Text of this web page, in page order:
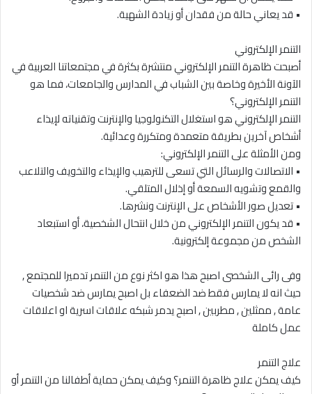
• قد يعاني حالة من فقدان أو زيادة الشهية.
التنمر الإلكتروني
أصبحت ظاهرة التنمر الإلكتروني منتشرة بكثرة في مجتمعاتنا العربية في
الآونة الأخيرة وخاصة بين الشباب في المدارس والجامعات، فما هو
التنمر الإلكتروني؟
التنمر الإلكتروني هو استغلال التكنولوجيا والإنترنت وتقنياته لإيذاء
أشخاص آخرين بطريقة متعمدة ومتكررة وعدائية.
ومن الأمثلة على التنمر الإلكتروني:
• الاتصالات والرسائل التي تسعى للترهيب والإيذاء والتخويف والتلاعب
والقمع وتشويه السمعة أو إذلال المتلقي.
• تعديل صور الأشخاص على الإنترنت ونشرها.
• قد يكون التنمر الإلكتروني من خلال انتحال الشخصية، أو استبعاد
الشخص من مجموعة إلكترونية.
وفى رائى الشخصى اصبح هذا هو اكثر نوع من التنمر تدميرا للمجتمع ,
حيث انه لا يمارس فقط ضد الضعفاء بل اصبح يمارس ضد شخصيات
عامة , ممثلين , مطربين , اصبح يدمر شبكه علاقات اسرية او اعلاقات
عمل كاملة
علاج التنمر
كيف يمكن علاج ظاهرة التنمر؟ وكيف يمكن حماية أطفالنا من التنمر أو